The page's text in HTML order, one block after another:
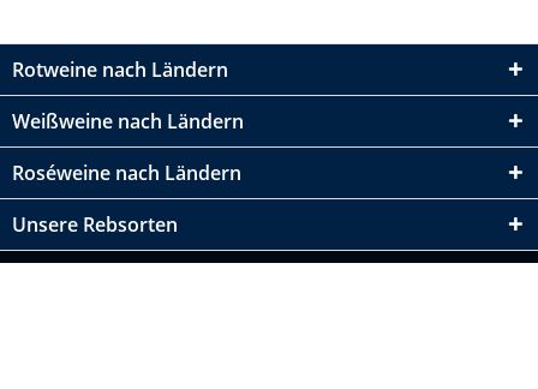
Rotweine nach Ländern
Weißweine nach Ländern
Roséweine nach Ländern
Unsere Rebsorten